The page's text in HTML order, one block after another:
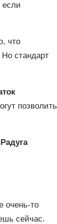
если
что
стандарт
позволить
очень-то
сейчас.